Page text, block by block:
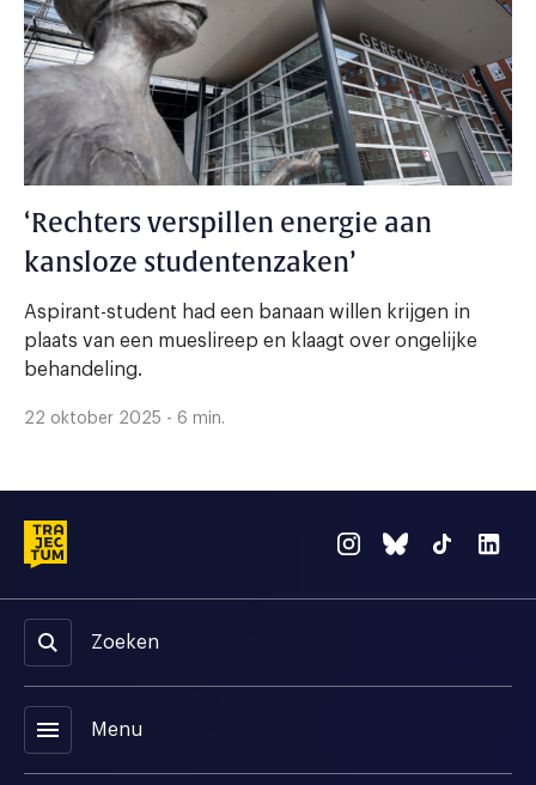
‘Rechters verspillen energie aan
kansloze studentenzaken’
Aspirant-student had een banaan willen krijgen in
plaats van een mueslireep en klaagt over ongelijke
behandeling.
22 oktober 2025 - 6 min.
Zoeken
menu Menu